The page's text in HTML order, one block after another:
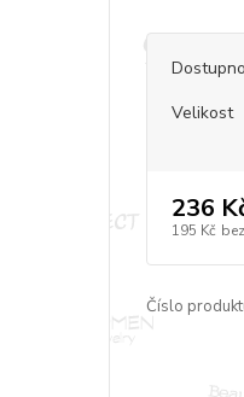
Velikost
236
195 Kč
Číslo